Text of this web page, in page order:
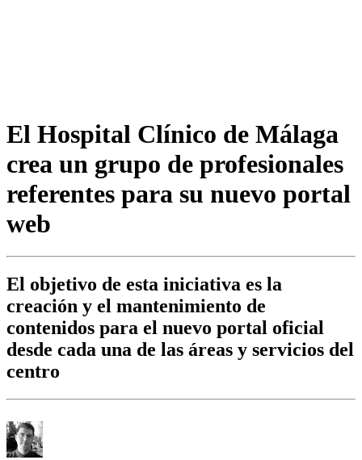
El Hospital Clínico de Málaga
crea un grupo de profesionales
referentes para su nuevo portal
web
El objetivo de esta iniciativa es la
creación y el mantenimiento de
contenidos para el nuevo portal oficial
desde cada una de las áreas y servicios del
centro